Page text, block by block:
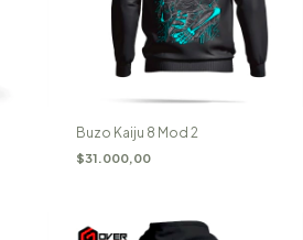
Buzo Kaiju 8 Mod 2
$31.000,00